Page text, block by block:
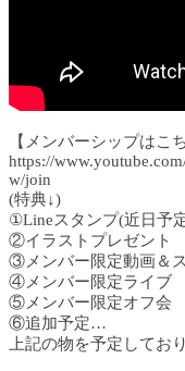
【メンバーシップはこ
https://
w/join
(特典↓)
①Lineスタンプ(近日予
②イラストプレゼント
③メンバー限定動画＆
④メンバー限定ライブ
⑤メンバー限定オフ会
⑥追加予定…
上記の物を予定してお